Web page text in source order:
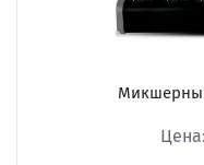
Цена: